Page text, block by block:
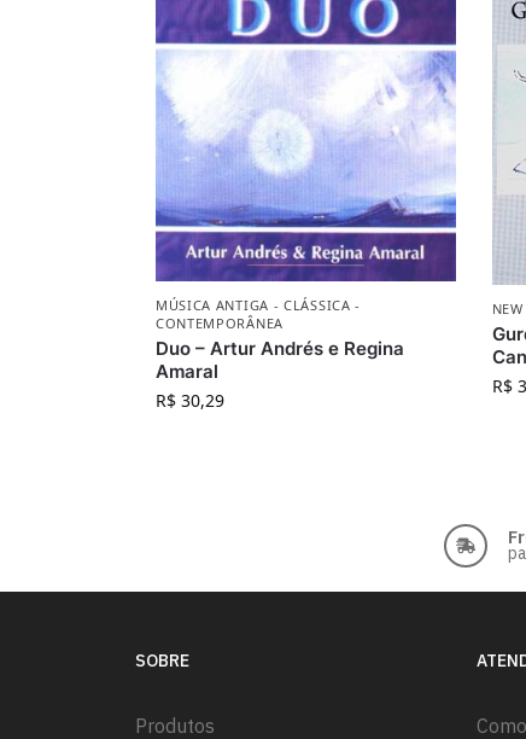
MÚSICA ANTIGA - CLÁSSICA -
CONTEMPORÂNEA
Duo – Artur Andrés e Regina
Amaral
R$30,29
R$
SOBRE
Produtos